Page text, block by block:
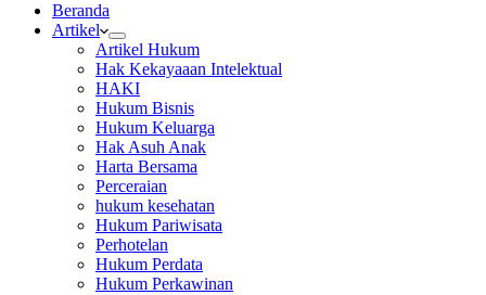
Beranda
Artikel
Artikel Hukum
Hak Kekayaaan Intelektual
HAKI
Hukum Bisnis
Hukum Keluarga
Hak Asuh Anak
Harta Bersama
Perceraian
hukum kesehatan
Hukum Pariwisata
Perhotelan
Hukum Perdata
Hukum Perkawinan